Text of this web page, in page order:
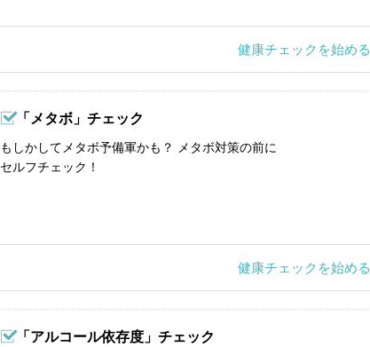
健康チェックを始める
「メタボ」チェック
もしかしてメタボ予備軍かも？ メタボ対策の前に
セルフチェック！
健康チェックを始める
「アルコール依存度」チェック